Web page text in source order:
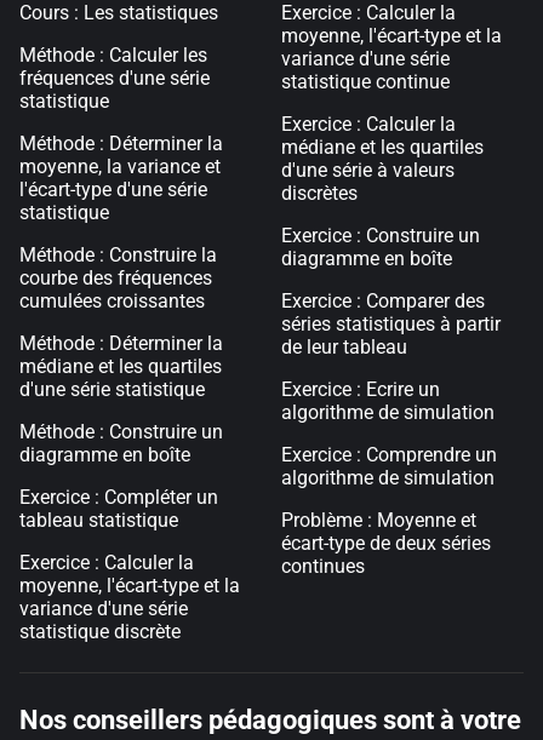
Cours : Les statistiques
Méthode : Calculer les
fréquences d'une série
statistique
Méthode : Déterminer la
moyenne, la variance et
l'écart-type d'une série
statistique
Méthode : Construire la
courbe des fréquences
cumulées croissantes
Méthode : Déterminer la
médiane et les quartiles
d'une série statistique
Méthode : Construire un
diagramme en boîte
Exercice : Compléter un
tableau statistique
Exercice : Calculer la
moyenne, l'écart-type et la
variance d'une série
statistique discrète
Exercice : Calculer la
moyenne, l'écart-type et la
variance d'une série
statistique continue
Exercice : Calculer la
médiane et les quartiles
d'une série à valeurs
discrètes
Exercice : Construire un
diagramme en boîte
Exercice : Comparer des
séries statistiques à partir
de leur tableau
Exercice : Ecrire un
algorithme de simulation
Exercice : Comprendre un
algorithme de simulation
Problème : Moyenne et
écart-type de deux séries
continues
Nos conseillers pédagogiques sont à votre